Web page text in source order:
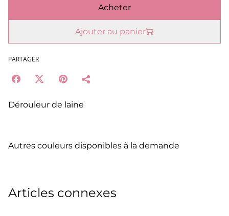
Acheter
Ajouter au panier
PARTAGER
Dérouleur de laine
Autres couleurs disponibles à la demande
Articles connexes